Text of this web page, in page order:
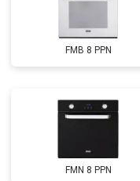
FMB 8 PPN
FMN 8 PPN